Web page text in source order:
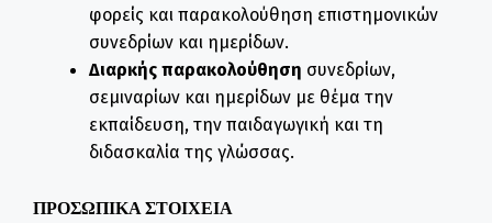
φορείς και παρακολούθηση επιστημονικών
συνεδρίων και ημερίδων.
Διαρκής παρακολούθηση συνεδρίων,
σεμιναρίων και ημερίδων με θέμα την
εκπαίδευση, την παιδαγωγική και τη
διδασκαλία της γλώσσας.
ΠΡΟΣΩΠΙΚΑ ΣΤΟΙΧΕΙΑ